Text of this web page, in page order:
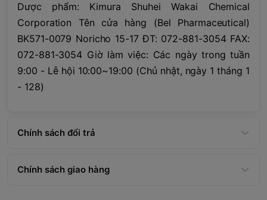
Dược phẩm: Kimura Shuhei Wakai Chemical
Corporation Tên cửa hàng (Bel Pharmaceutical)
BK571-0079 Noricho 15-17 ĐT: 072-881-3054 FAX:
072-881-3054 Giờ làm việc: Các ngày trong tuần
9:00 - Lễ hội 10:00~19:00 (Chủ nhật, ngày 1 tháng 1
- 128)
Chính sách đổi trả
Chính sách giao hàng